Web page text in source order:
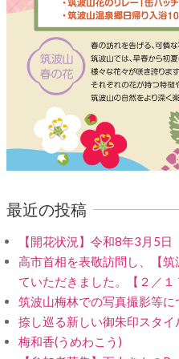
最近の投稿
【開花状況】令和8年3月5日
高市首相を表敬訪問し、【
ていただきました。【２／１
筑波山梅林での写真撮影等に
捺し巡る新しい御朱印スタ
梅和香(うめわこう)